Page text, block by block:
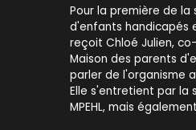
Pour la première de la
d'enfants handicapés
reçoit Chloé Julien,
Maison des parents
parler de l'organisme
Elle s'entretient par la
MPEHL, mais